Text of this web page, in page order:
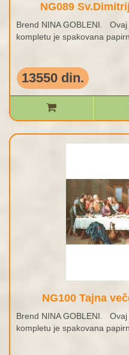
NG089
Brend NINA GOBLENI.
kompletu je spakovana
13550 din.
NG100 Tajna
Brend NINA GOBLENI.
kompletu je spakovana